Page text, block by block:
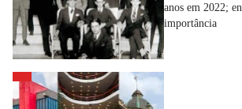
anos em 2022;
importância